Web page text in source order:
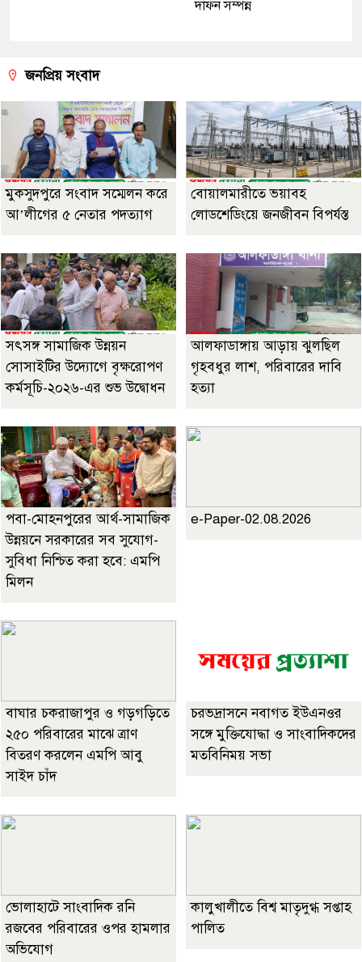
দাফন সম্পন্ন
জনপ্রিয় সংবাদ
মুকসুদপুরে সংবাদ সম্মেলন করে
আ’লীগের ৫ নেতার পদত্যাগ
বোয়ালমারীতে ভয়াবহ
লোডশেডিংয়ে জনজীবন বিপর্যস্ত
সৎসঙ্গ সামাজিক উন্নয়ন
সোসাইটির উদ্যোগে বৃক্ষরোপণ
কর্মসূচি-২০২৬-এর শুভ উদ্বোধন
আলফাডাঙ্গায় আড়ায় ঝুলছিল
গৃহবধুর লাশ, পরিবারের দাবি
হত্যা
পবা-মোহনপুরের আর্থ-সামাজিক
উন্নয়নে সরকারের সব সুযোগ-
সুবিধা নিশ্চিত করা হবে: এমপি
মিলন
e-Paper-02.08.2026
বাঘার চকরাজাপুর ও গড়গড়িতে
২৫০ পরিবারের মাঝে ত্রাণ
বিতরণ করলেন এমপি আবু
সাইদ চাঁদ
চরভদ্রাসনে নবাগত ইউএনওর
সঙ্গে মুক্তিযোদ্ধা ও সাংবাদিকদের
মতবিনিময় সভা
ভোলাহাটে সাংবাদিক রনি
রজবের পরিবারের ওপর হামলার
অভিযোগ
কালুখালীতে বিশ্ব মাতৃদুগ্ধ সপ্তাহ
পালিত